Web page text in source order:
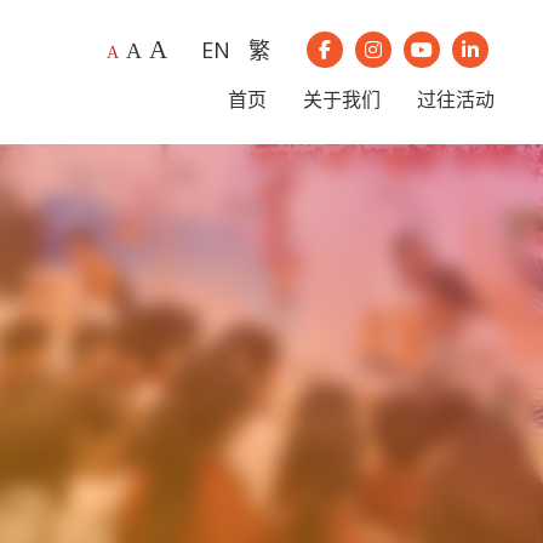
A A A EN 繁 我们的Facebook
我们的Instagram
我们的我们的
首页 关于我们 过往活动